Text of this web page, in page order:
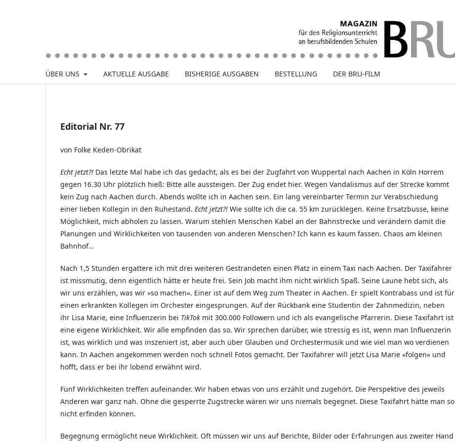
ÜBER UNS AKTUELLE AUSGABE BISHERIGE AUSGABEN BESTELLUNG DER BRU-FILM
Editorial Nr. 77
von Folke Keden-Obrikat
Echt jetzt?! Das letzte Mal habe ich das gedacht, als es bei der Zugfahrt von Wuppertal nach Aachen in Köln Horrem
gegen 16.30 Uhr plötzlich hieß: Bitte alle aussteigen. Der Zug endet hier. Wegen Vandalismus auf der Strecke kommt
kein Zug nach Aachen durch. Abends wollte ich in Aachen sein. Ein lang vereinbarter Termin zur Verabschiedung
einer lieben Kollegin in den Ruhestand. Echt jetzt?! Wie sollte ich die ca. 55 km zurücklegen. Keine Ersatzbusse, keine
Möglichkeit, mich abholen zu lassen. Warum stehlen Menschen Kabel an der Bahnstrecke und verändern damit die
Planungen und Wirklichkeiten von tausenden von anderen Menschen? Ich kann es kaum fassen. Chaos am kleinen
Bahnhof…
Nach 1,5 Stunden ergattere ich mit drei weiteren Gestrandeten einen Platz in einem Taxi nach Aachen. Der Taxifahrer
ist missmutig, denn eigentlich hätte er heute frei. Sein Job macht ihm nicht wirklich Spaß. Seine Laune hebt sich, als
wir uns erzählen, was wir »so machen«. Einer ist auf dem Weg zum Theater in Aachen. Er spielt Kontrabass und ist für
einen erkrankten Kollegen im Orchester eingesprungen. Auf der Rückbank eine Studentin der Zahnmedizin, neben
ihr Lisa Marie, eine Influenzerin bei TikTok mit 300.000 Followern und ich als evangelische Pfarrerin. Diese Taxifahrt ist
eine eigene Wirklichkeit. Wir alle empfinden das so. Wir sprechen darüber, wie stressig es ist, wenn man Influenzerin
ist, was wirklich und was inszeniert ist, aber auch über Glauben und Orchestermusik und wie viel man wo verdienen
kann. In Aachen angekommen werden noch schnell Fotos gemacht. Der Taxifahrer will jetzt Lisa Marie »folgen« und
hofft, dass er bei ihr lobend erwähnt wird.
Fünf Wirklichkeiten treffen aufeinander. Wir haben etwas von uns erzählt und zugehört. Die Perspektive des jeweils
Anderen war ganz nah. Ohne die gesperrte Zugstrecke wären wir uns niemals begegnet. Diese Taxifahrt hätte man so
nicht erfinden können.
Begegnung ermöglicht neue Wirklichkeit. Oft müssen wir uns auf Berichte, Bilder oder Erfahrungen aus zweiter Hand